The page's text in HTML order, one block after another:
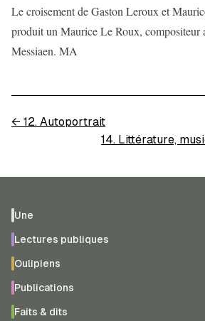
Le croisement de Gaston Leroux et
produit un Maurice Le Roux, compositeur
Messiaen. MA
← 12. Autoportrait
14. Littérature,
Une
Lectures publiques
Oulipiens
Publications
Faits & dits